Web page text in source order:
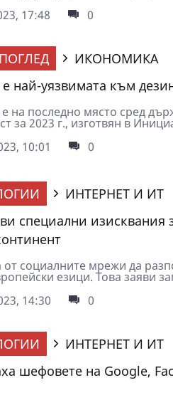
17:48
0
ИКОНОМИКА
най-уязвимата към
на последно място сред
за 2023 г., изготвян в
10:01
0
ИНТЕРНЕТ И ИТ
специални
от социалните мрежи да
езици. Това заяви
14:30
0
ИНТЕРНЕТ И ИТ
шефовете на Google,